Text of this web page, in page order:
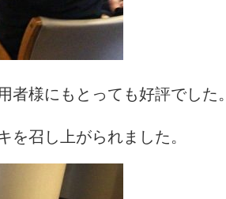
者様にもとっても好評でした。
を召し上がられました。